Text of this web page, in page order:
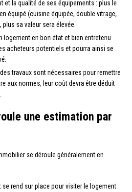
et la qualité de ses équipements : plus le
équipé (cuisine équipée, double vitrage,
sa valeur sera élevée.
logement en bon état et bien entretenu
acheteurs potentiels et pourra ainsi se
travaux sont nécessaires pour remettre
aux normes, leur coût devra être déduit
une estimation par
se déroule généralement en
se rend sur place pour visiter le logement